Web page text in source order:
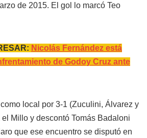
de 2015. El gol lo marcó Teo
Nicolás Fernández está
de Godoy Cruz ante
local por 3-1 (Zuculini, Álvarez y
Millo y descontó Tomás Badaloni
que ese encuentro se disputó en